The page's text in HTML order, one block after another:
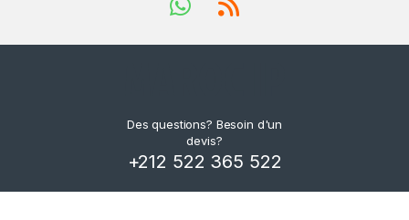
Des questions? Besoin d'un
devis?
+212 522 365 522